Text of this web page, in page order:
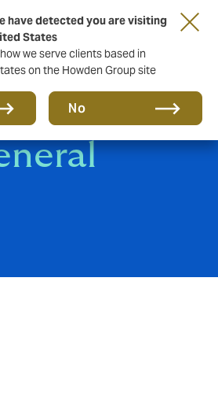
have detected you are visiting
States
we serve clients based in
on the Howden Group site
No